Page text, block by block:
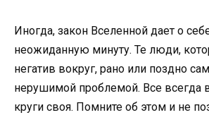
Иногда, закон Вселенной дает о
неожиданную минуту. Те люди,
негатив вокруг, рано или поздно
нерушимой проблемой. Все всегда
круги своя. Помните об этом и не